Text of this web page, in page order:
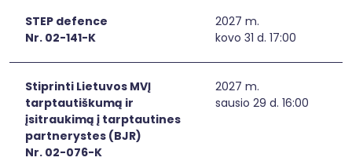
STEP defence
Nr. 02-141-K
2027 m.
kovo 31 d. 17:00
Stiprinti Lietuvos MVĮ
tarptautiškumą ir
įsitraukimą į tarptautines
partnerystes (BJR)
Nr. 02-076-K
2027 m.
sausio 29 d. 16:00